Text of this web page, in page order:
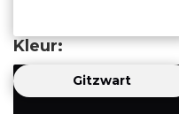
Kleur
Gitzwart